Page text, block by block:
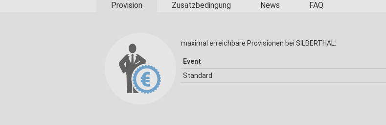
Provision Zusatzbedingung News FAQ
maximal erreichbare Provisionen bei SILBERTHAL:
Event
Standard